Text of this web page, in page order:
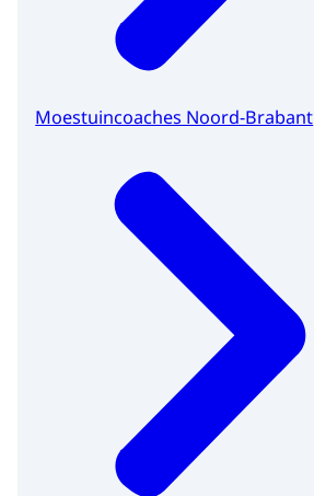
Moestuincoaches Noord-Brabant